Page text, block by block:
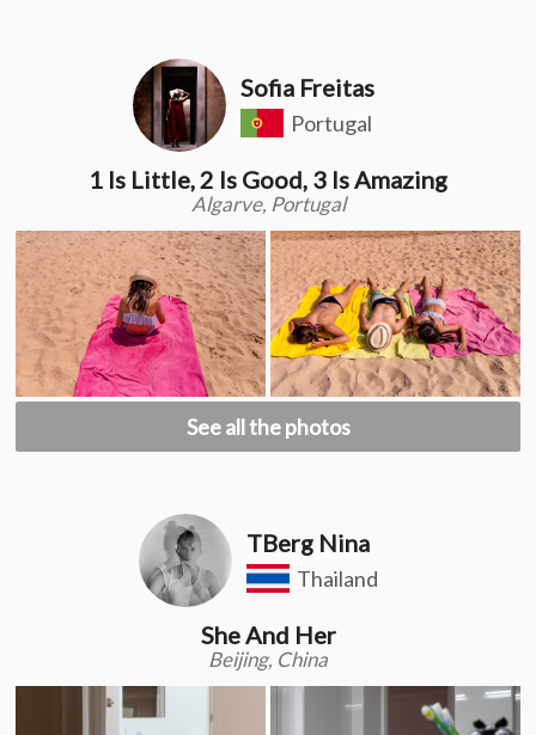
Sofia Freitas
Portugal
1 Is Little, 2 Is Good, 3 Is Amazing
Algarve, Portugal
See all the photos
TBerg Nina
Thailand
She And Her
Beijing, China